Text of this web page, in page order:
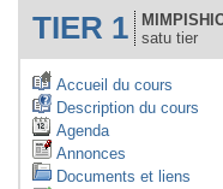
TIER 1
satu tier
Accueil du cours
Description du cours
Agenda
Annonces
Documents et liens